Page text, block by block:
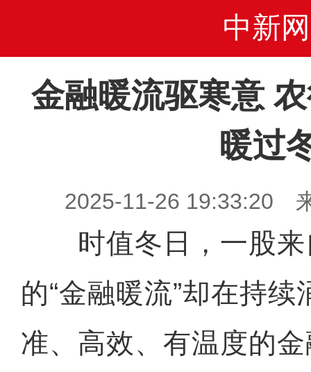
中新网
金融暖流驱寒意
暖过
2025-11-26 19:33:20
时值冬日，一股来
的“金融暖流”却在持
准、高效、有温度的